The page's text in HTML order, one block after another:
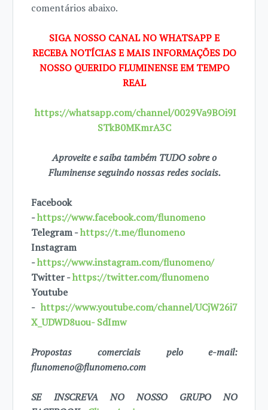
comentários abaixo.
SIGA NOSSO CANAL NO WHATSAPP E
RECEBA NOTÍCIAS E MAIS INFORMAÇÕES DO
NOSSO QUERIDO FLUMINENSE EM TEMPO
REAL
https://whatsapp.com/channel/0029Va9BOi9I
STkB0MKmrA3C
Aproveite e saiba também TUDO sobre o
Fluminense seguindo nossas redes sociais.
Facebook
-https://www.facebook.com/flunomeno
Telegram -https://t.me/flunomeno
Instagram
-https://www.instagram.com/flunomeno/
Twitter -https://twitter.com/flunomeno
Youtube
-https://www.youtube.com/channel/UCjW26i7
X_UDWD8uou- SdImw
Propostas comerciais pelo e-mail:
flunomeno@flunomeno.com
SE INSCREVA NO NOSSO GRUPO NO